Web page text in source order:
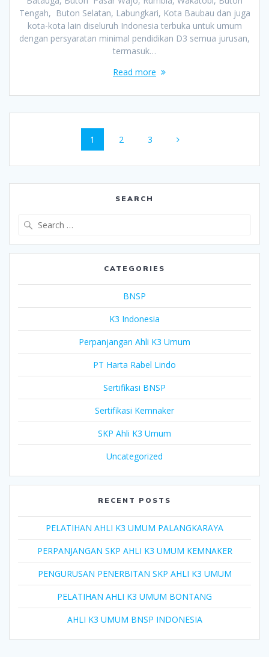
Tengah, Buton Selatan, Labungkari, Kota Baubau dan juga
kota-kota lain diseluruh Indonesia terbuka untuk umum
dengan persyaratan minimal pendidikan D3 semua jurusan,
termasuk…
Read more
navigation
Page
1 Page
2 Page
3
SEARCH
CATEGORIES
BNSP
K3 Indonesia
Perpanjangan Ahli K3 Umum
PT Harta Rabel Lindo
Sertifikasi BNSP
Sertifikasi Kemnaker
SKP Ahli K3 Umum
Uncategorized
RECENT POSTS
PELATIHAN AHLI K3 UMUM PALANGKARAYA
PERPANJANGAN SKP AHLI K3 UMUM KEMNAKER
PENGURUSAN PENERBITAN SKP AHLI K3 UMUM
PELATIHAN AHLI K3 UMUM BONTANG
AHLI K3 UMUM BNSP INDONESIA